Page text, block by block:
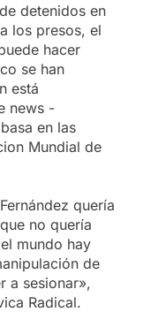
detenidos en
los presos, el
hacer
se han
está
news -
en las
Mundial de
quería
no quería
mundo hay
de
a sesionar»,
Radical.